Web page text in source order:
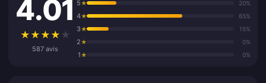
4.01
★ ★ ★ ★ ★
587 avis
5★ 20%
4★ 65%
3★ 15%
2★ 0%
1★ 0%